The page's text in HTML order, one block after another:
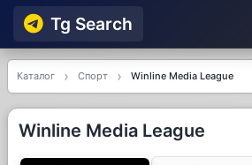
Tg Searсh
Каталог Спорт Winline Media League
Winline Media League